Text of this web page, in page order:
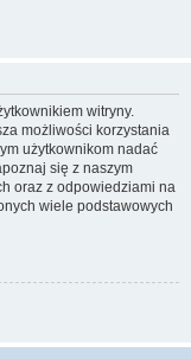
witryny.
możliwości korzystania
użytkownikom nadać
się z naszym
oraz z odpowiedziami na
wiele podstawowych